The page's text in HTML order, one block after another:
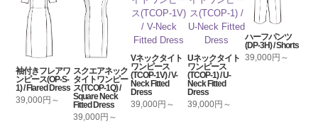
袖付きフレアワ
ンピース(OP-S-
1) / Flared Dress
39,000円～
スクエアネック
タイトワンピー
ス(TCOP-1Q) /
Square Neck
Fitted Dress
39,000円～
Vネックタイト
ワンピース
(TCOP-1V) / V-
Neck Fitted
Dress
39,000円～
Uネックタイト
ワンピース
(TCOP-1) / U-
Neck Fitted
Dress
39,000円～
ハーフパンツ
(DP-3H) / Shorts
39,000円～